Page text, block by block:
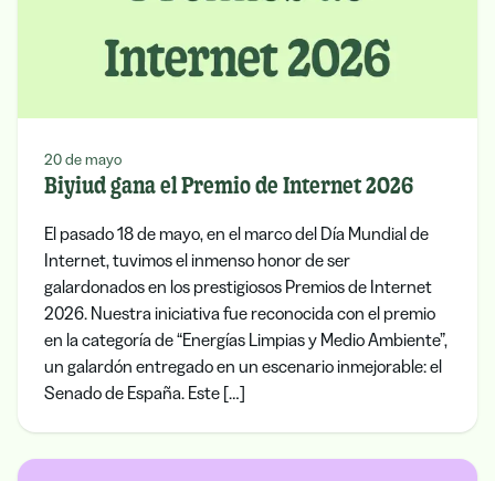
20 de mayo
Biyiud gana el Premio de Internet 2026
El pasado 18 de mayo, en el marco del Día Mundial de
Internet, tuvimos el inmenso honor de ser
galardonados en los prestigiosos Premios de Internet
2026. Nuestra iniciativa fue reconocida con el premio
en la categoría de “Energías Limpias y Medio Ambiente”,
un galardón entregado en un escenario inmejorable: el
Senado de España. Este […]